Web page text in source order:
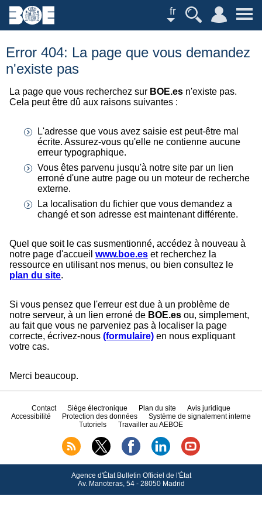
fr
Error 404: La page que vous demandez
n'existe pas
La page que vous recherchez sur BOE.es n'existe pas.
Cela peut être dû aux raisons suivantes :
L'adresse que vous avez saisie est peut-être mal
écrite. Assurez-vous qu'elle ne contienne aucune
erreur typographique.
Vous êtes parvenu jusqu'à notre site par un lien
erroné d'une autre page ou un moteur de recherche
externe.
La localisation du fichier que vous demandez a
changé et son adresse est maintenant différente.
Quel que soit le cas susmentionné, accédez à nouveau à
notre page d'accueil www.boe.es et recherchez la
ressource en utilisant nos menus, ou bien consultez le
plan du site.
Si vous pensez que l'erreur est due à un problème de
notre serveur, à un lien erroné de BOE.es ou, simplement,
au fait que vous ne parveniez pas à localiser la page
correcte, écrivez-nous (formulaire) en nous expliquant
votre cas.
Merci beaucoup.
Contact Siège électronique Plan du site
Avis juridique
Accessibilité
Protection des données
Système de signalement interne
Tutoriels
Travailler au AEBOE
Agence d'État Bulletin Officiel de l'État
Av.Manoteras, 54 - 28050 Madrid